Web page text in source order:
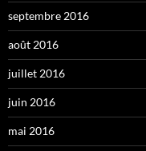
septembre 2016
août 2016
juillet 2016
juin 2016
mai 2016